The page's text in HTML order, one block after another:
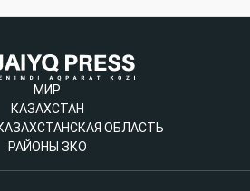
МИР
КАЗАХСТАН
ОБЛАСТЬ
РАЙОНЫ ЗКО